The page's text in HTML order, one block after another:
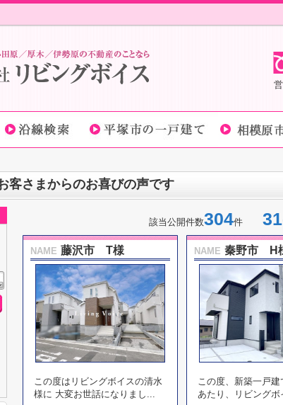
客さまからのお喜びの声です
該当公開件数304件
NAME 藤沢市 T様
この度はリビングボイスの清水
様に 大変お世話になりまし...
NAME 秦野市 H
この度、新築一戸建
あたり、リビングボ